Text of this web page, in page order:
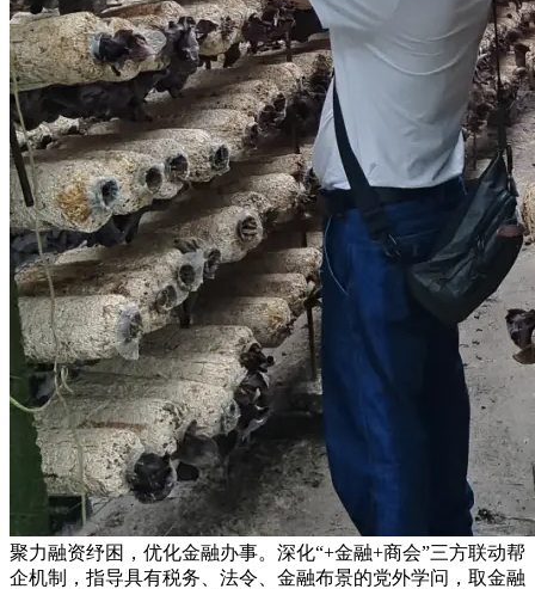
聚力融资纾困，优化金融办事。深化“+金融+商会”三方联动帮
企机制，指导具有税务、法令、金融布景的党外学问，取金融